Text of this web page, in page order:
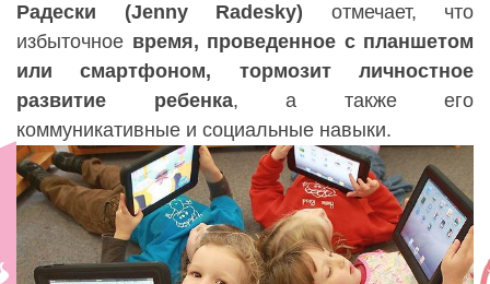
Радески (Jenny Radesky) отмечает, что
избыточное время, проведенное с планшетом
или смартфоном, тормозит личностное
развитие ребенка, а также его
коммуникативные и социальные навыки.